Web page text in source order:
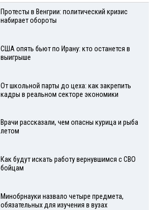
Протесты в Венгрии: политический кризис
набирает обороты
США опять бьют по Ирану: кто останется в
выигрыше
От школьной парты до цеха: как закрепить
кадры в реальном секторе экономики
Врачи рассказали, чем опасны курица и рыба
летом
Как будут искать работу вернувшимся с СВО
бойцам
Минобрнауки назвало четыре предмета,
обязательных для изучения в вузах